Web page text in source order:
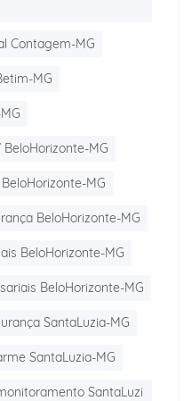
Contagem-MG
MG
MG
MG
BeloHorizonte-MG
BeloHorizonte-MG
BeloHorizonte-MG
SantaLuzia-MG
SantaLuzia-MG
SantaLuzi